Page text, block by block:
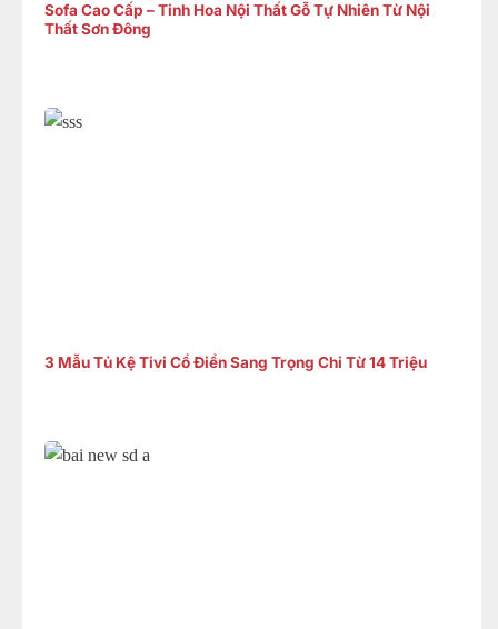
Sofa Cao Cấp – Tinh Hoa Nội Thất Gỗ Tự Nhiên Từ Nội
Thất Sơn Đông
3 Mẫu Tủ Kệ Tivi Cổ Điển Sang Trọng Chỉ Từ 14 Triệu